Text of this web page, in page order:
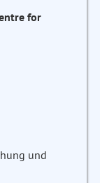
for
und